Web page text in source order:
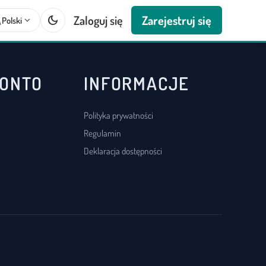
Polski expand_more dark_mode Zaloguj się Zarejestruj się
INFORMACJE
Polityka prywatności
Regulamin
Deklaracja dostępności